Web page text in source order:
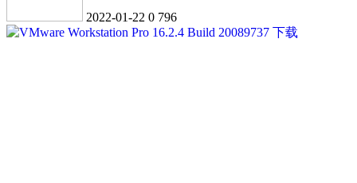
2022-01-22 0 796